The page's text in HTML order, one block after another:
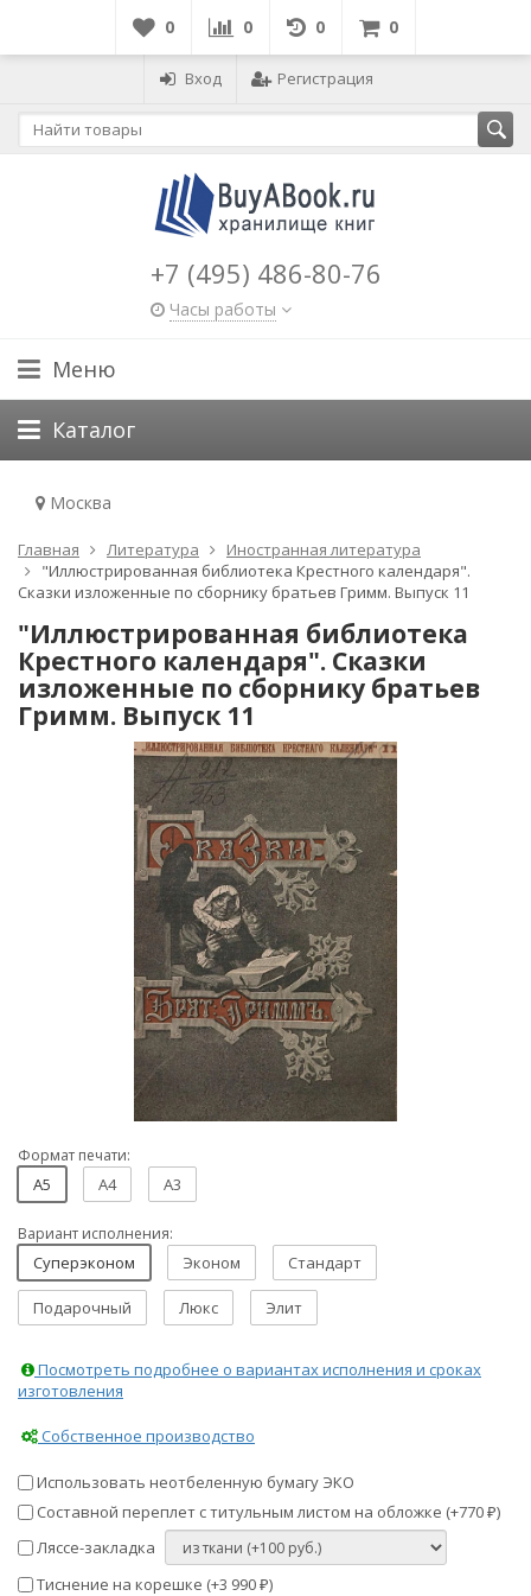
0 0 0 0
Вход Регистрация
+7 (495) 486-80-76
Часы работы
Меню
Каталог
Москва
Главная Литература
Иностранная литература
"Иллюстрированная библиотека Крестного календаря".
Сказки изложенные по сборнику братьев Гримм. Выпуск 11
"Иллюстрированная библиотека
Крестного календаря". Сказки
изложенные по сборнику братьев
Гримм. Выпуск 11
Формат печати:
A5 A4 A3
Вариант исполнения:
Суперэконом Эконом Стандарт
Подарочный Люкс Элит
Посмотреть подробнее о вариантах исполнения и сроках
изготовления
Собственное производство
Использовать неотбеленную бумагу ЭКО
Составной переплет с титульным листом на обложке (+770 ₽)
Ляссе-закладка
Тиснение на корешке (+3 990 ₽)